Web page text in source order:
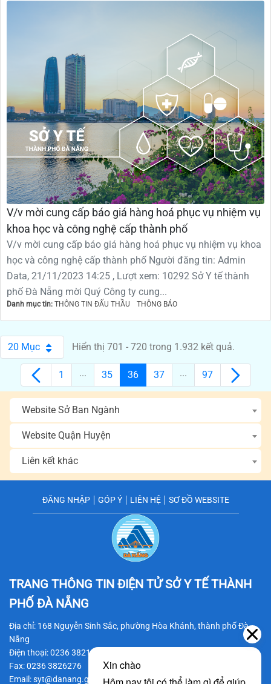
V/v mời cung cấp báo giá hàng hoá phục vụ nhiệm vụ
khoa học và công nghệ cấp thành phố
V/v mời cung cấp báo giá hàng hoá phục vụ nhiệm vụ khoa
học và công nghệ cấp thành phố Người đăng tin: Admin
Data, 21/11/2023 14:25 , Lượt xem: 10292 Sở Y tế thành
phố Đà Nẵng mời Quý Công ty cung...
Danh mục tin: THÔNG TIN ĐẤU THẦU THÔNG BÁO
20 MụcPer Page Hiển thị 701 - 720 trong 1.932 kết quả.
Các trang trên cổng
1 ...
Các trang trên cổng
35 Các trang trên cổng
36 Các trang trên cổng
37 ...
Các trang trên
97
Website Sở Ban Ngành
Website Quận Huyện
Liên kết khác
ĐĂNG NHẬP GÓP Ý LIÊN HỆ SƠ ĐỒ WEBSITE
TRANG THÔNG TIN ĐIỆN TỬ SỞ Y TẾTHÀNH
PHỐ ĐÀ NẴNG
Địa chỉ: 168 Nguyễn Sinh Sắc, phường Hòa Khánh, thành phố Đà
Nẵng
Điện thoại: 0236 3821206
Fax: 0236 3826276
Email: syt@danang.gov.vn